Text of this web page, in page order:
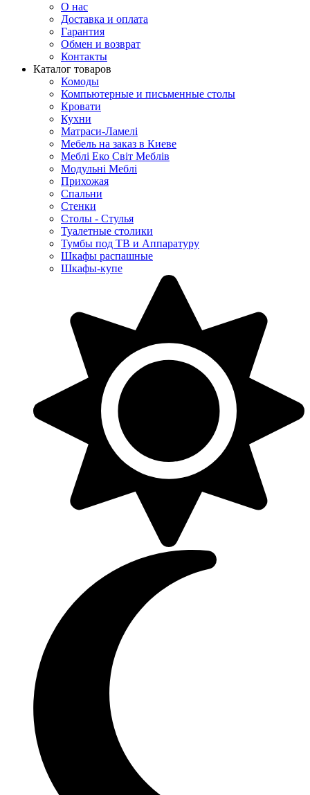
О нас
Доставка и оплата
Гарантия
Обмен и возврат
Контакты
Каталог товаров
Комоды
Компьютерные и письменные столы
Кровати
Кухни
Матраси-Ламелі
Мебель на заказ в Киеве
Меблі Еко Світ Меблів
Модульні Меблі
Прихожая
Спальни
Стенки
Столы - Стулья
Туалетные столики
Тумбы под ТВ и Аппаратуру
Шкафы распашные
Шкафы-купе